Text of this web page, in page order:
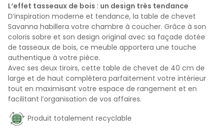
L’effet tasseaux de bois : un design très tendance
D’inspiration moderne et tendance, la table de chevet
Savanna habillera votre chambre à coucher. Grâce à son
coloris sobre et son design original avec sa façade dotée
de tasseaux de bois, ce meuble apportera une touche
authentique à votre pièce.
Avec ses deux tiroirs, cette table de chevet de 40 cm de
large et de haut complètera parfaitement votre intérieur
tout en maximisant votre espace de rangement et en
facilitant l’organisation de vos affaires.
Produit totalement recyclable